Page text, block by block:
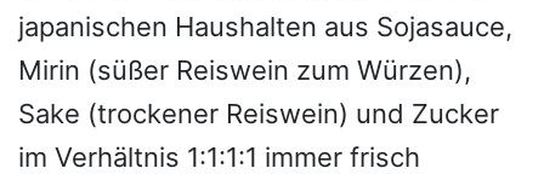
japanischen Haushalten aus Sojasauce,
Mirin (süßer Reiswein zum Würzen),
Sake (trockener Reiswein) und Zucker
im Verhältnis 1:1:1:1 immer frisch